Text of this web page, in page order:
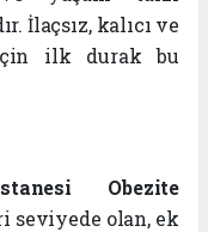
İlaçsız, kalıcı ve
ilk durak bu
Obezite
seviyede olan, ek